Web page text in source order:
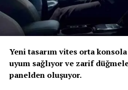
Yeni tasarım vites orta
uyum sağlıyor ve zarif
panelden oluşuyor.